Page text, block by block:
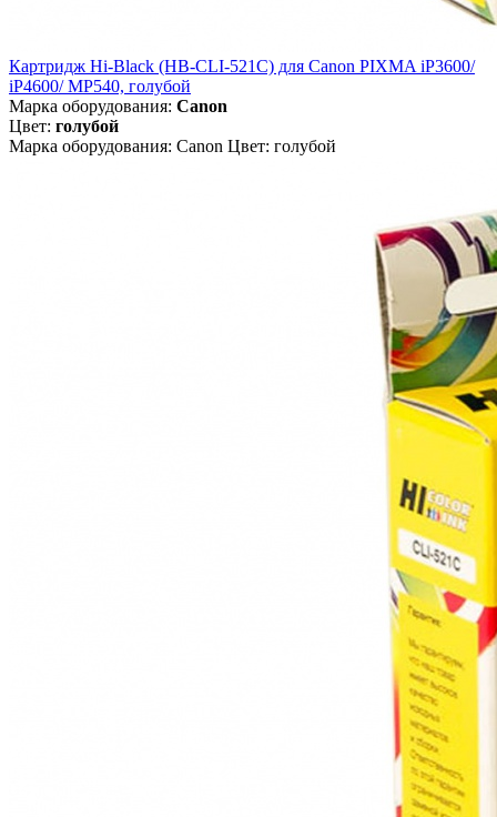
Картридж Hi-Black (HB-CLI-521C) для Canon PIXMA iP3600/
iP4600/ MP540, голубой
Марка оборудования: Canon
Цвет: голубой
Марка оборудования: Canon Цвет: голубой